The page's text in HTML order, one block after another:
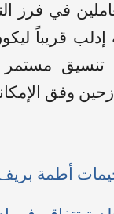
في
قريباً
تنسيق
وفق
أطمة